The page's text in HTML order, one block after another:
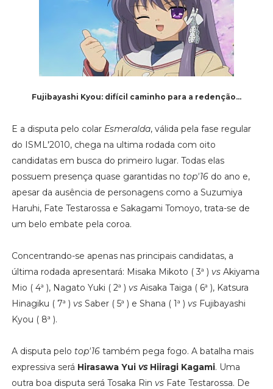
Fujibayashi Kyou: difícil caminho para a redenção...
E a disputa pelo colar Esmeralda, válida pela fase regular
do ISML'2010, chega na ultima rodada com oito
candidatas em busca do primeiro lugar. Todas elas
possuem presença quase garantidas no top'16do ano e,
apesar da ausência de personagens como a Suzumiya
Haruhi, Fate Testarossa e Sakagami Tomoyo, trata-se de
um belo embate pela coroa.
Concentrando-se apenas nas principais candidatas, a
última rodada apresentará: Misaka Mikoto ( 3ª ) vsAkiyama
Mio ( 4ª ), Nagato Yuki ( 2ª ) vsAisaka Taiga ( 6ª ), Katsura
Hinagiku ( 7ª ) vsSaber ( 5ª ) e Shana ( 1ª ) vsFujibayashi
Kyou ( 8ª ).
A disputa pelo top'16também pega fogo. A batalha mais
expressiva será Hirasawa Yui vsHiiragi Kagami. Uma
outra boa disputa será Tosaka Rin vsFate Testarossa. De